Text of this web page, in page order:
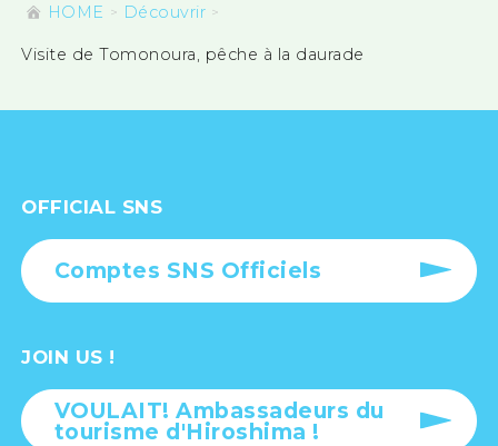
HOME Découvrir
Visite de Tomonoura, pêche à la daurade
OFFICIAL SNS
Comptes SNS Officiels
JOIN US !
VOULAIT! Ambassadeurs du
tourisme d'Hiroshima !